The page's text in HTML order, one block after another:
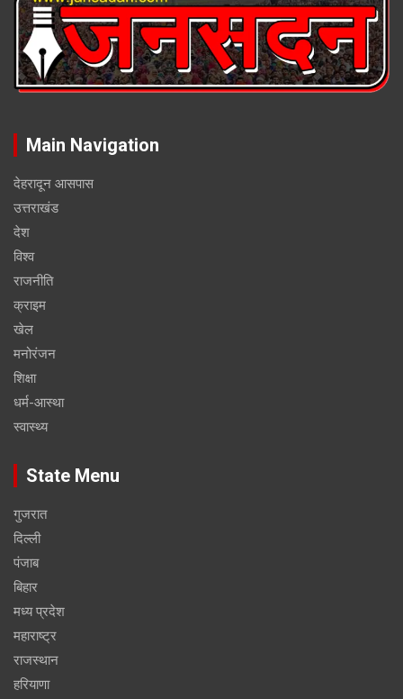
Main Navigation
देहरादून आसपास
उत्तराखंड
देश
विश्व
राजनीति
क्राइम
खेल
मनोरंजन
शिक्षा
धर्म-आस्था
स्वास्थ्य
State Menu
गुजरात
दिल्ली
पंजाब
बिहार
मध्य प्रदेश
महाराष्ट्र
राजस्थान
हरियाणा